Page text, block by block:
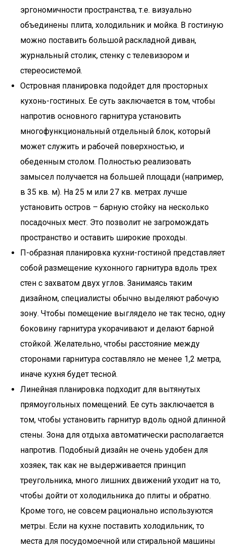
эргономичности пространства, т.е. визуально
объединены плита, холодильник и мойка. В гостиную
можно поставить большой раскладной диван,
журнальный столик, стенку с телевизором и
стереосистемой.
Островная планировка подойдет для просторных
кухонь-гостиных. Ее суть заключается в том, чтобы
напротив основного гарнитура установить
многофункциональный отдельный блок, который
может служить и рабочей поверхностью, и
обеденным столом. Полностью реализовать
замысел получается на большей площади (например,
в 35 кв. м). На 25 м или 27 кв. метрах лучше
установить остров – барную стойку на несколько
посадочных мест. Это позволит не загромождать
пространство и оставить широкие проходы.
П-образная планировка кухни-гостиной представляет
собой размещение кухонного гарнитура вдоль трех
стен с захватом двух углов. Занимаясь таким
дизайном, специалисты обычно выделяют рабочую
зону. Чтобы помещение выглядело не так тесно, одну
боковину гарнитура укорачивают и делают барной
стойкой. Желательно, чтобы расстояние между
сторонами гарнитура составляло не менее 1,2 метра,
иначе кухня будет тесной.
Линейная планировка подходит для вытянутых
прямоугольных помещений. Ее суть заключается в
том, чтобы установить гарнитур вдоль одной длинной
стены. Зона для отдыха автоматически располагается
напротив. Подобный дизайн не очень удобен для
хозяек, так как не выдерживается принцип
треугольника, много лишних движений уходит на то,
чтобы дойти от холодильника до плиты и обратно.
Кроме того, не совсем рационально используются
метры. Если на кухне поставить холодильник, то
места для посудомоечной или стиральной машины